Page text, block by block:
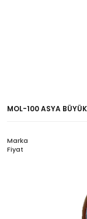
MOL-100 ASYA
Marka
Fiyat